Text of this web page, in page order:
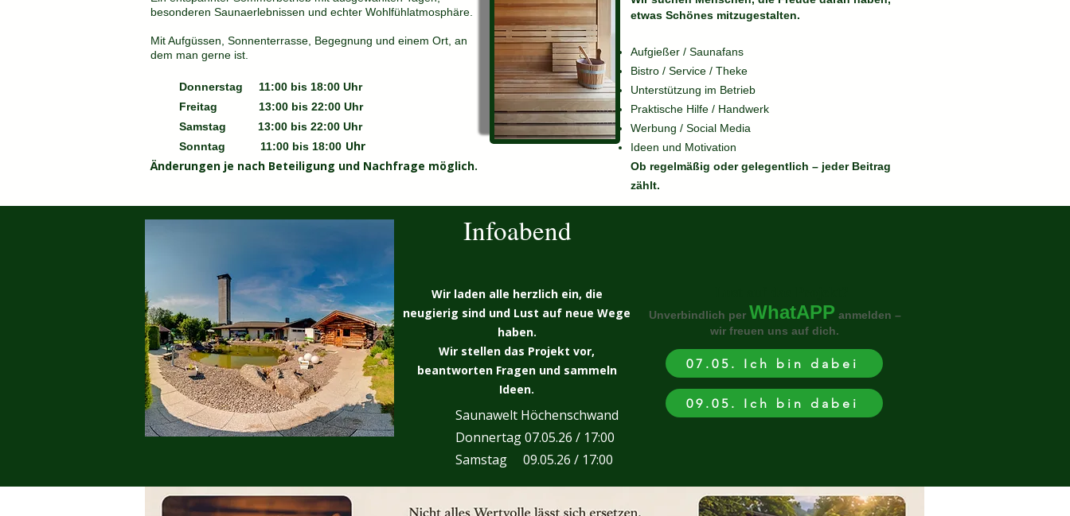
besonderen Saunaerlebnissen und echter Wohlfühlatmosphäre.
Mit Aufgüssen, Sonnenterrasse, Begegnung und einem Ort, an
dem man gerne ist.
Donnerstag 11:00 bis 18:00 Uhr
Freitag 13:00 bis 22:00 Uhr
Samstag 13:00 bis 22:00 Uhr
Sonntag 11:00 bis 18:00 Uhr
Änderungen je nach Beteiligung und Nachfrage möglich.
etwas Schönes mitzugestalten.
Aufgießer / Saunafans
Bistro / Service / Theke
Unterstützung im Betrieb
Praktische Hilfe / Handwerk
Werbung / Social Media
Ideen und Motivation
Ob regelmäßig oder gelegentlich – jeder Beitrag
zählt.
Infoabend
Wir laden alle herzlich ein, die
neugierig sind und Lust auf neue Wege
haben.
Wir stellen das Projekt vor,
beantworten Fragen und sammeln
Ideen.
Saunawelt Höchenschwand
Donnertag 07.05.26 / 17:00
Samstag 09.05.26 / 17:00
Unverbindlich per WhatAPP anmelden –
wir freuen uns auf dich.
07.05. Ich bin dabei
09.05. Ich bin dabei